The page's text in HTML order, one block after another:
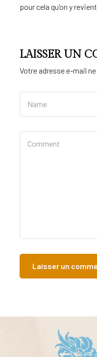
pour cela qu’on y
LAISSER UN
Votre adresse e-mail